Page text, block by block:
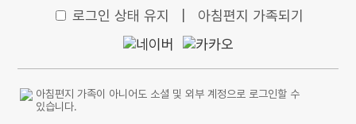
로그인 상태 유지 아침편지 가족되기
아침편지 가족이 아니어도 소셜 및 외부 계정으로 로그인할 수
있습니다.